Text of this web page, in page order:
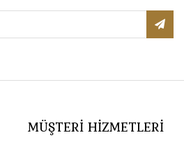
MÜŞTERI HIZMETLERI